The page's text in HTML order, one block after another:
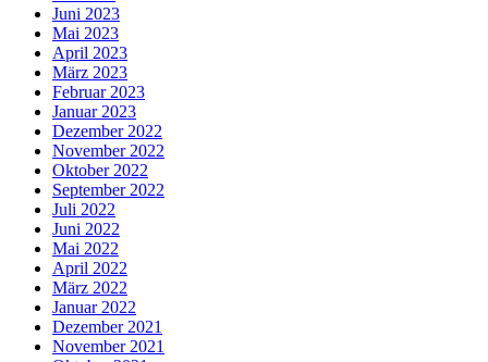
Juni 2023
Mai 2023
April 2023
März 2023
Februar 2023
Januar 2023
Dezember 2022
November 2022
Oktober 2022
September 2022
Juli 2022
Juni 2022
Mai 2022
April 2022
März 2022
Januar 2022
Dezember 2021
November 2021